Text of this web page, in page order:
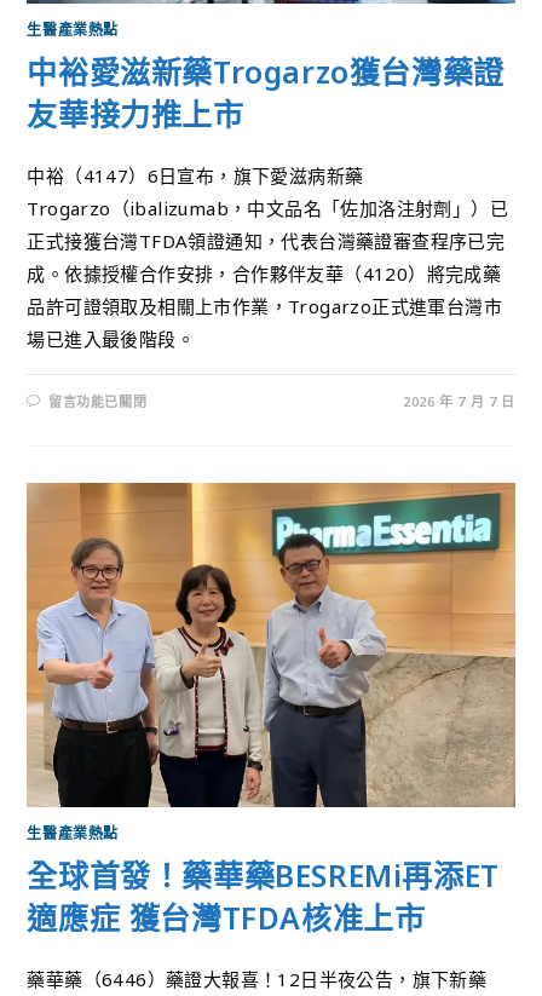
生醫產業熱點
中裕愛滋新藥Trogarzo獲台灣藥證
友華接力推上市
中裕（4147）6日宣布，旗下愛滋病新藥
Trogarzo（ibalizumab，中文品名「佐加洛注射劑」）已
正式接獲台灣TFDA領證通知，代表台灣藥證審查程序已完
成。依據授權合作安排，合作夥伴友華（4120）將完成藥
品許可證領取及相關上市作業，Trogarzo正式進軍台灣市
場已進入最後階段。
留言功能已關閉 2026 年 7 月 7 日
生醫產業熱點
全球首發！藥華藥BESREMi再添ET
適應症 獲台灣TFDA核准上市
藥華藥（6446）藥證大報喜！12日半夜公告，旗下新藥